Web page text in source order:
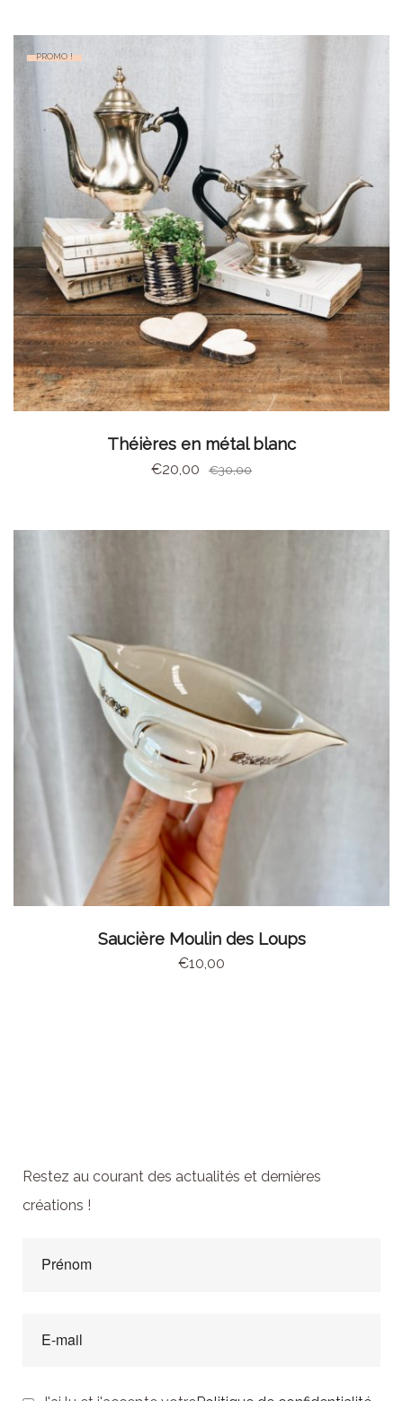
PROMO !
CHOIX DES OPTIONS
Théières en métal blanc
€30,00
€20,00
AJOUTER AU PANIER
Saucière Moulin des Loups
€10,00
Restez au courant des actualités et dernières
créations !